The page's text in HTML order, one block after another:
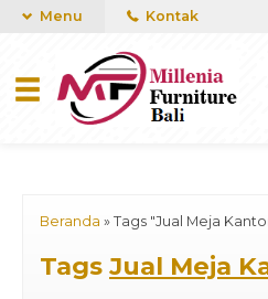
Menu Kontak
Beranda » Tags "Jual Meja
Tags Jual Meja